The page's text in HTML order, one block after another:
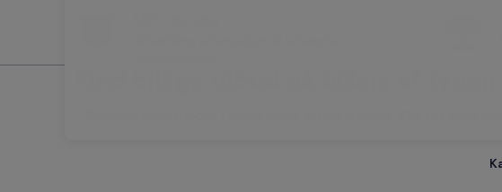
Find billige tilbud på billeje af
* Priserne blev fundet i løbet af de sidste 6 dage. Klik for at se